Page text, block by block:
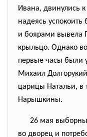
Ивана, двинулись
надеясь успокоить
и боярами вывела
крыльцо. Однако
первые часы были
Михаил
царицы Натальи, в
Нарышкины.
26 мая выборные
во дворец и